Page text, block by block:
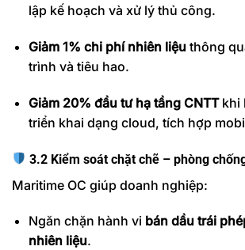
lập kế hoạch và xử lý thủ công.
Giảm 1% chi phí nhiên liệuthông
trình và tiêu hao.
Giảm 20% đầu tư hạ tầng CNTTkhi
triển khai dạng cloud, tích hợp
3.2 Kiểm soát chặt chẽ – phòng
Maritime OC giúp doanh nghiệp:
Ngăn chặn hành vi bán dầu trái
nhiên liệu.